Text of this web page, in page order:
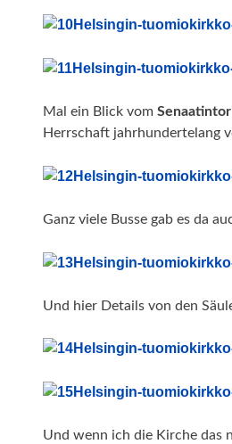
Mal ein Blick vom
Herrschaft jahrhundertelang
Ganz viele Busse gab es da
Und hier Details von den
Und wenn ich die Kirche das